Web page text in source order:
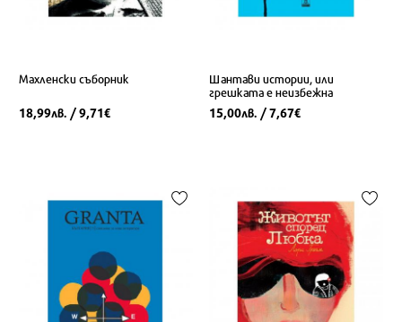
Махленски съборник
18,99лв. / 9,71€
Шантави истории, или
грешката е неизбежна
15,00лв. / 7,67€